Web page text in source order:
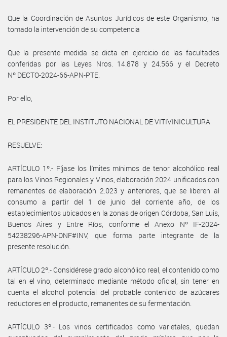
Que la Coordinación de Asuntos Jurídicos de este Organismo, ha
tomado la intervención de su competencia
Que la presente medida se dicta en ejercicio de las facultades
conferidas por las Leyes Nros. 14.878 y 24.566 y el Decreto
Nº DECTO-2024-66-APN-PTE.
Por ello,
EL PRESIDENTE DEL INSTITUTO NACIONAL DE VITIVINICULTURA
RESUELVE:
ARTÍCULO 1º.- Fíjase los límites mínimos de tenor alcohólico real
para los Vinos Regionales y Vinos, elaboración 2024 unificados con
remanentes de elaboración 2.023 y anteriores, que se liberen al
consumo a partir del 1 de junio del corriente año, de los
establecimientos ubicados en la zonas de origen Córdoba, San Luis,
Buenos Aires y Entre Ríos, conforme el Anexo Nº IF-2024-
54238296-APN-DNF#INV, que forma parte integrante de la
presente resolución.
ARTÍCULO 2º.- Considérese grado alcohólico real, el contenido como
tal en el vino, determinado mediante método oficial, sin tener en
cuenta el alcohol potencial del probable contenido de azúcares
reductores en el producto, remanentes de su fermentación.
ARTÍCULO 3º.- Los vinos certificados como varietales, quedan